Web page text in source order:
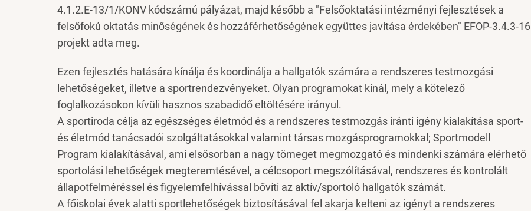
4.1.2.E-13/1/KONV kódszámú pályázat, majd később a "Felsőoktatási intézményi fejlesztések a
felsőfokú oktatás minőségének és hozzáférhetőségének együttes javítása érdekében" EFOP-3.4.3-16
projekt adta meg.
Ezen fejlesztés hatására kínálja és koordinálja a hallgatók számára a rendszeres testmozgási
lehetőségeket, illetve a sportrendezvényeket. Olyan programokat kínál, mely a kötelező
foglalkozásokon kívüli hasznos szabadidő eltöltésére irányul.
A sportiroda célja az egészséges életmód és a rendszeres testmozgás iránti igény kialakítása sport-
és életmód tanácsadói szolgáltatásokkal valamint társas mozgásprogramokkal; Sportmodell
Program kialakításával, ami elsősorban a nagy tömeget megmozgató és mindenki számára elérhető
sportolási lehetőségek megteremtésével, a célcsoport megszólításával, rendszeres és kontrolált
állapotfelméréssel és figyelemfelhívással bővíti az aktív/sportoló hallgatók számát.
A főiskolai évek alatti sportlehetőségek biztosításával fel akarja kelteni az igényt a rendszeres